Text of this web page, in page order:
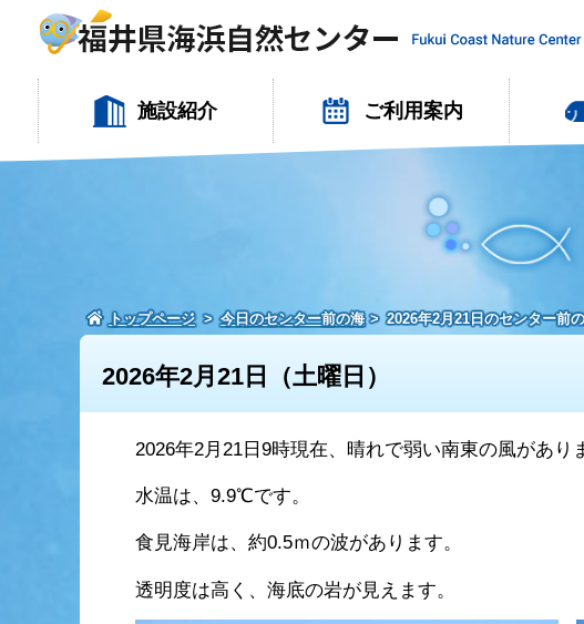
施設紹介 ご利用案内
トップページ 今日のセンター前の海 2026年2月21日のセンター前
2026年2月21日（土曜日）
2026年2月21日9時現在、晴れで弱い南東の風があり
水温は、9.9℃です。
食見海岸は、約0.5ｍの波があります。
透明度は高く、海底の岩が見えます。